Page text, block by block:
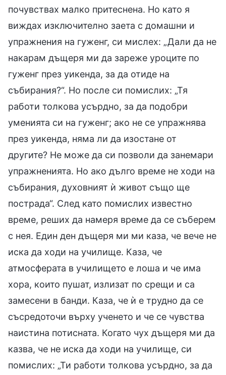
почувствах малко притеснена. Но като я
виждах изключително заета с домашни и
упражнения на гуженг, си мислех: „Дали да не
накарам дъщеря ми да зареже уроците по
гуженг през уикенда, за да отиде на
събирания?“. Но после си помислих: „Тя
работи толкова усърдно, за да подобри
уменията си на гуженг; ако не се упражнява
през уикенда, няма ли да изостане от
другите? Не може да си позволи да занемари
упражненията. Но ако дълго време не ходи на
събирания, духовният ѝ живот също ще
пострада“. След като помислих известно
време, реших да намеря време да се съберем
с нея. Един ден дъщеря ми ми каза, че вече не
иска да ходи на училище. Каза, че
атмосферата в училището е лоша и че има
хора, които пушат, излизат по срещи и са
замесени в банди. Каза, че ѝ е трудно да се
съсредоточи върху ученето и че се чувства
наистина потисната. Когато чух дъщеря ми да
казва, че не иска да ходи на училище, си
помислих: „Ти работи толкова усърдно, за да